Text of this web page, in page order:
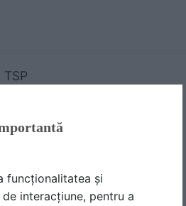
funcționalitatea și
interacțiune, pentru a